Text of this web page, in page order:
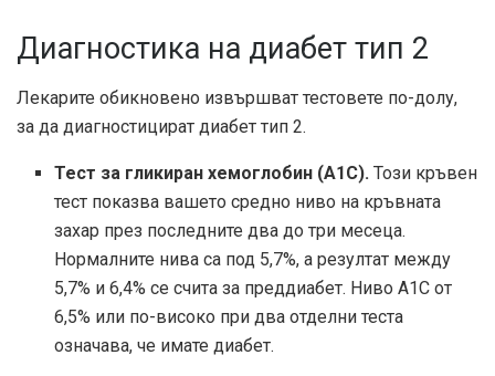
Диагностика на диабет тип 2
Лекарите обикновено извършват тестовете по-долу,
за да диагностицират диабет тип 2.
Тест за гликиран хемоглобин (A1C). Този кръвен
тест показва вашето средно ниво на кръвната
захар през последните два до три месеца.
Нормалните нива са под 5,7%, а резултат между
5,7% и 6,4% се счита за преддиабет. Ниво A1C от
6,5% или по-високо при два отделни теста
означава, че имате диабет.